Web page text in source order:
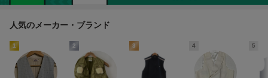
人気のメーカー・ブランド
1 2 3 4 5